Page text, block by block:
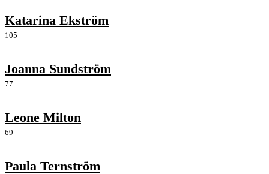
Katarina Ekström
105
Joanna Sundström
77
Leone Milton
69
Paula Ternström